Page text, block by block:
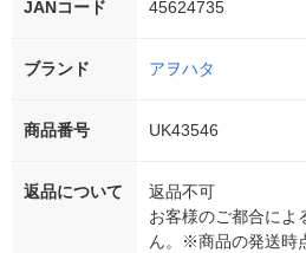
JANコード 45624735
ブランド アヲハタ
商品番号 UK43546
返品について
返品不可
お客様のご都合によ
ん。※商品の発送時